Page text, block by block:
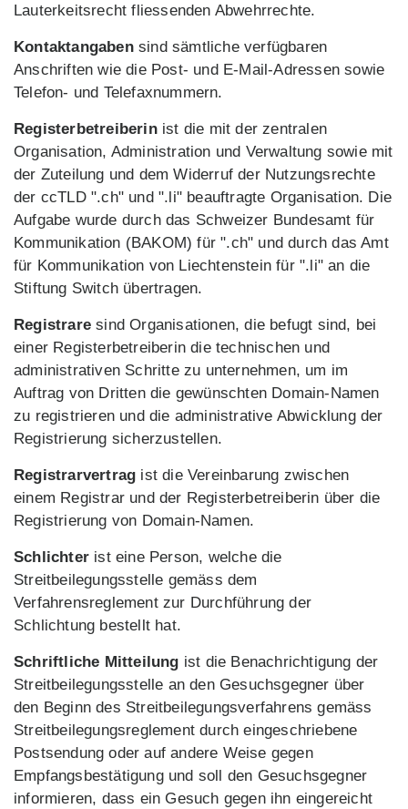
Lauterkeitsrecht fliessenden Abwehrrechte.
Kontaktangabensind sämtliche verfügbaren
Anschriften wie die Post- und E-Mail-Adressen sowie
Telefon- und Telefaxnummern.
Registerbetreiberinist die mit der zentralen
Organisation, Administration und Verwaltung sowie mit
der Zuteilung und dem Widerruf der Nutzungsrechte
der ccTLD ".ch" und ".li" beauftragte Organisation. Die
Aufgabe wurde durch das Schweizer Bundesamt für
Kommunikation (BAKOM) für ".ch" und durch das Amt
für Kommunikation von Liechtenstein für ".li" an die
Stiftung Switch übertragen.
Registrare sind Organisationen, die befugt sind, bei
einer Registerbetreiberin die technischen und
administrativen Schritte zu unternehmen, um im
Auftrag von Dritten die gewünschten Domain-Namen
zu registrieren und die administrative Abwicklung der
Registrierung sicherzustellen.
Registrarvertrag ist die Vereinbarung zwischen
einem Registrar und der Registerbetreiberin über die
Registrierung von Domain-Namen.
Schlichter ist eine Person, welche die
Streitbeilegungsstelle gemäss dem
Verfahrensreglement zur Durchführung der
Schlichtung bestellt hat.
Schriftliche Mitteilung ist die Benachrichtigung der
Streitbeilegungsstelle an den Gesuchsgegner über
den Beginn des Streitbeilegungsverfahrens gemäss
Streitbeilegungsreglement durch eingeschriebene
Postsendung oder auf andere Weise gegen
Empfangsbestätigung und soll den Gesuchsgegner
informieren, dass ein Gesuch gegen ihn eingereicht